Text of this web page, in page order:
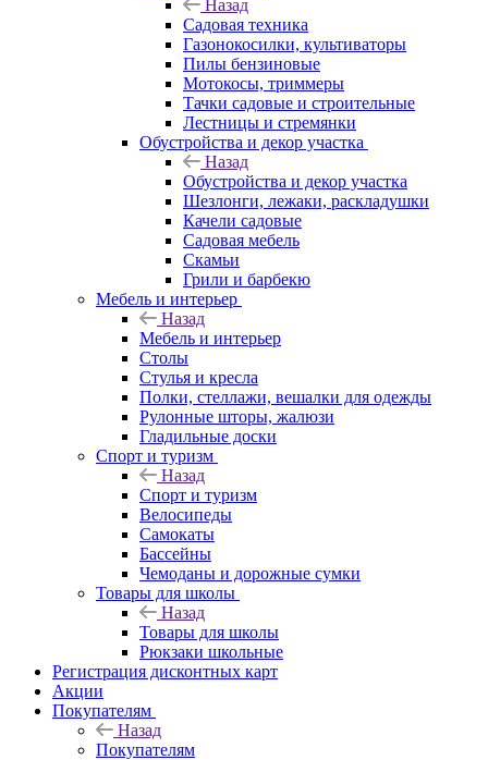
Назад
Садовая техника
Газонокосилки, культиваторы
Пилы бензиновые
Мотокосы, триммеры
Тачки садовые и строительные
Лестницы и стремянки
Обустройства и декор участка
Назад
Обустройства и декор участка
Шезлонги, лежаки, раскладушки
Качели садовые
Садовая мебель
Скамьи
Грили и барбекю
Мебель и интерьер
Назад
Мебель и интерьер
Столы
Стулья и кресла
Полки, стеллажи, вешалки для одежды
Рулонные шторы, жалюзи
Гладильные доски
Спорт и туризм
Назад
Спорт и туризм
Велосипеды
Самокаты
Бассейны
Чемоданы и дорожные сумки
Товары для школы
Назад
Товары для школы
Рюкзаки школьные
Регистрация дисконтных карт
Акции
Покупателям
Назад
Покупателям